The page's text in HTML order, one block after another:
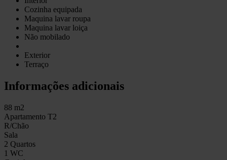
Cozinha equipada
Maquina lavar roupa
Maquina lavar loiça
Não mobilado
Exterior
Terraço
Informações adicionais
88 m2
Apartamento T2
R/Chão
Sala
2 Quartos
1 WC